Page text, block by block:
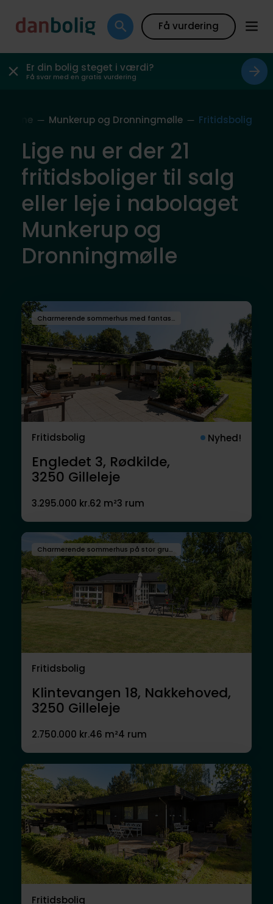
Få vurdering
Er din bolig steget i værdi?
Få svar med en gratis vurdering
Munkerup og Dronningmølle Fritidsbolig
Lige nu er der 21
fritidsboliger til salg
eller leje i nabolaget
Munkerup og
Dronningmølle
Charmerende sommerhus med fantastisk overdækket terrasse med åben pejs og udsigt til fredet engområde
Fritidsbolig Nyhed!
Engledet 3, Rødkilde,
3250 Gilleleje
3.295.000 kr.62 m²3 rum
Charmerende sommerhus på stor grund i attraktive Gilleleje
Fritidsbolig
Klintevangen 18, Nakkehoved,
3250 Gilleleje
2.750.000 kr.46 m²4 rum
Fritidsbolig